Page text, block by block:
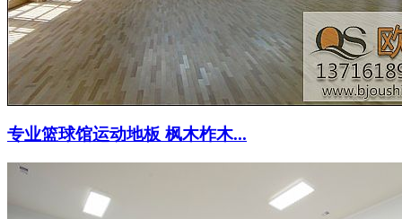
专业篮球馆运动地板 枫木柞木...